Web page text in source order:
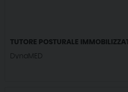
TUTORE POSTURALE
DynaMED